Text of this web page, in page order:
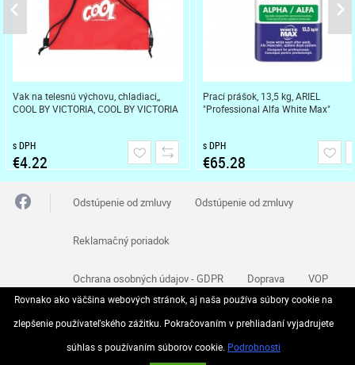
Vak na telesnú výchovu, chladiaci,,
COOL BY VICTORIA, COOL BY VICTORIA
s DPH
€4.22
Prací prášok, 13,5 kg, ARIEL
"Professional Alfa White Max"
s DPH
€65.28
Odstúpenie od zmluvy Odstúpenie od zmluvy
Reklamačný poriadok
Ochrana osobných údajov - GDPR Doprava VOP
Kontakt
Rovnako ako väčšina webových stránok, aj naša používa súbory cookie na
zlepšenie používateľského zážitku. Pokračovaním v prehliadaní vyjadrujete
súhlas s používaním súborov cookie. Podrobnosti